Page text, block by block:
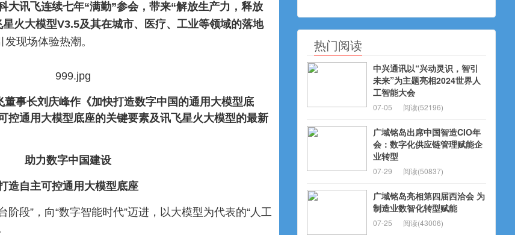
大讯飞连续七年“满勤”参会，带来“解放生产力，释放
火大模型V3.5及其在城市、医疗、工业等领域的落地
发现场体验热潮。
董事长刘庆峰作《加快打造数字中国的通用大模型底
控通用大模型底座的关键要素及讯飞星火大模型的最新
助力数字中国建设
造自主可控通用大模型底座
阶段”，向“数字智能时代”迈进，以大模型为代表的“人工
热门阅读
中兴通讯以“兴动灵识，智引
未来”为主题亮相2024世界人
工智能大会
07-05 阅读(52196)
广域铭岛出席中国智造CIO年
会：数字化供应链管理赋能企
业转型
07-29 阅读(50837)
广域铭岛亮相第四届西洽会 为
制造业数智化转型赋能
07-25 阅读(43006)